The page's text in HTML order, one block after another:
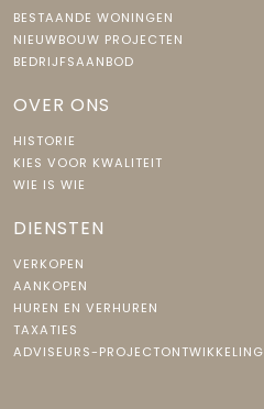
BESTAANDE WONINGEN
NIEUWBOUW PROJECTEN
BEDRIJFSAANBOD
OVER ONS
HISTORIE
KIES VOOR KWALITEIT
WIE IS WIE
DIENSTEN
VERKOPEN
AANKOPEN
HUREN EN VERHUREN
TAXATIES
ADVISEURS-PROJECTONTWIKKELING